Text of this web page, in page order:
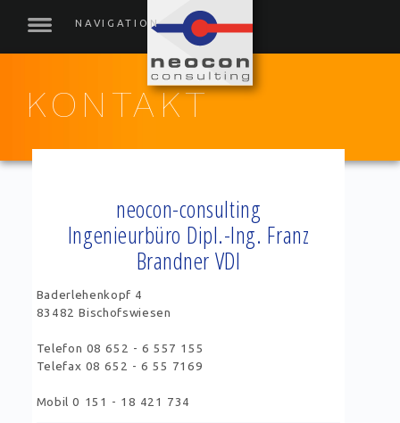
KONTAKT
neocon-consulting
Ingenieurbüro Dipl.-Ing. Franz
Brandner VDI
Baderlehenkopf 4
83482 Bischofswiesen
Telefon 08 652 - 6 557 155
Telefax 08 652 - 6 55 7169
Mobil 0 151 - 18 421 734